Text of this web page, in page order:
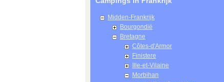
Midden-Frankrijk
Bourgondië
Bretagne
Côtes-d'Armor
Finistere
Ille-et-Vilaine
Morbihan